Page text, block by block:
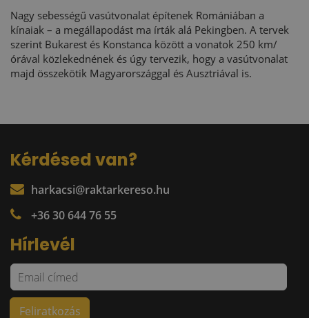
Nagy sebességű vasútvonalat építenek Romániában a
kínaiak – a megállapodást ma írták alá Pekingben. A tervek
szerint Bukarest és Konstanca között a vonatok 250 km/
órával közlekednének és úgy tervezik, hogy a vasútvonalat
majd összekötik Magyarországgal és Ausztriával is.
Kérdésed van?
harkacsi@raktarkereso.hu
+36 30 644 76 55
Hírlevél